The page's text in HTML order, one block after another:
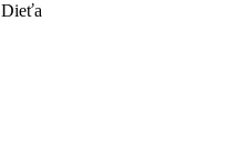
Dieťa